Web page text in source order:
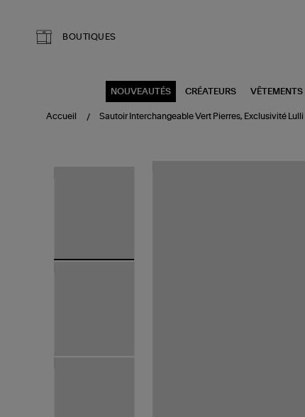
BOUTIQUES
NOUVEAUTÉS CRÉATEURS VÊTEMENTS
Accueil Sautoir Interchangeable Vert Pierres, Exclusivité Lulli